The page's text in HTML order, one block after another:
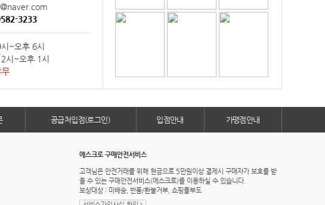
3233
~오후 6시
시~오후 1시
무
공급처입점(로그인) 입점안내 가맹점안내
에스크로 구매안전서비스
고객님은 안전거래를 위해 현금으로 5만원이상 결제시 구매자가 보호를 받
을 수 있는 구매안전서비스(에스크로)를 이용하실 수 있습니다.
보상대상 : 미배송, 반품/환불거부, 쇼핑몰부도